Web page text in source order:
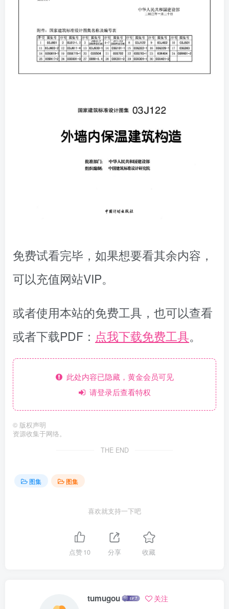
免费试看完毕，如果想要看其余内容，
可以充值网站VIP。
或者使用本站的免费工具，也可以查看
或者下载PDF： 点我下载免费工具。
此处内容已隐藏，黄金会员可见
请登录后查看特权
© 版权声明
资源收集于网络。
THE END
图集 图集
喜欢就支持一下吧
点赞10 分享 收藏
tumugou 关注